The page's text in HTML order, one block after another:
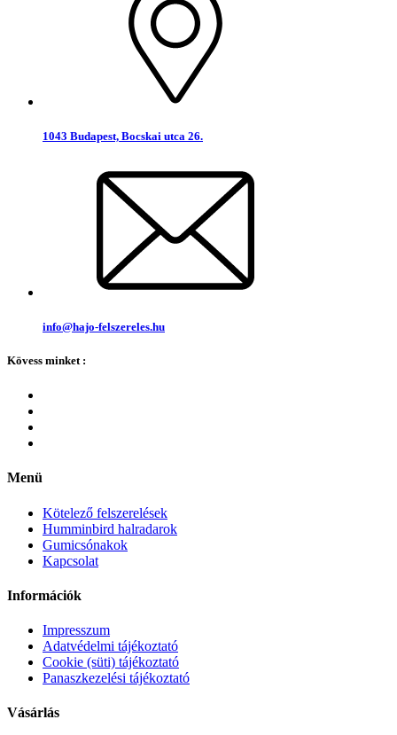
1043 Budapest, Bocskai utca 26.
info@hajo-felszereles.hu
Kövess minket :
Menü
Kötelező felszerelések
Humminbird halradarok
Gumicsónakok
Kapcsolat
Információk
Impresszum
Adatvédelmi tájékoztató
Cookie (süti) tájékoztató
Panaszkezelési tájékoztató
Vásárlás